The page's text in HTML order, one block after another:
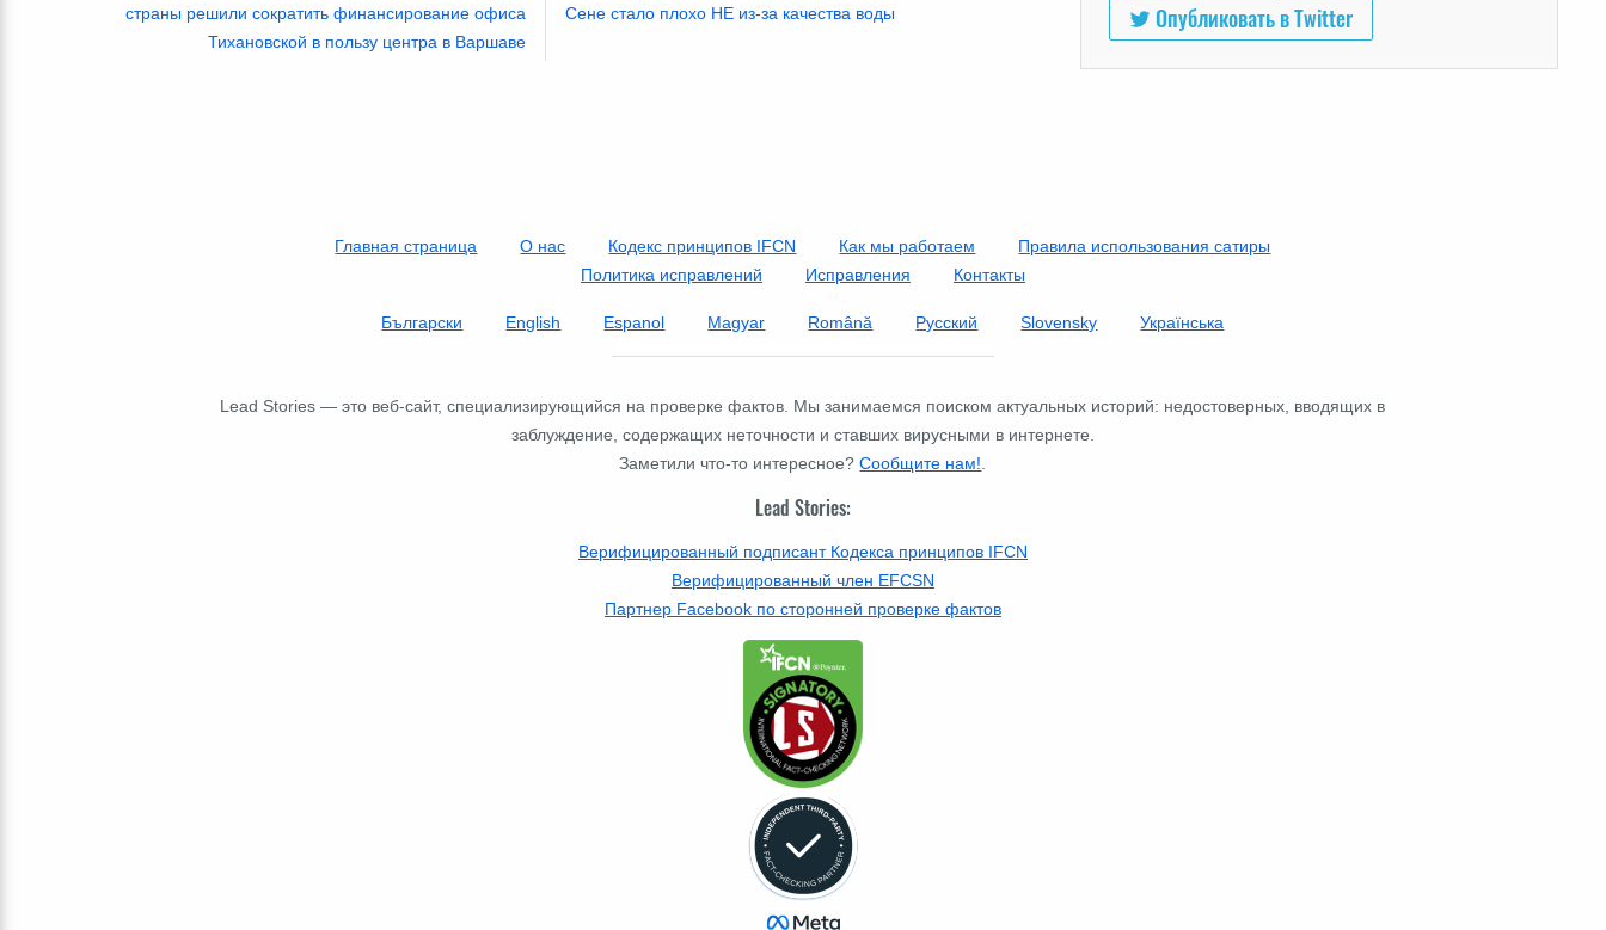
страны решили сократить финансирование офиса
Тихановской в пользу центра в Варшаве
Сене стало плохо НЕ из-за качества воды
Опубликовать в Twitter
Главная страница О нас Кодекс принципов IFCN Как мы работаем
Правила использования сатиры
Политика исправлений
Исправления Контакты
Български English Espanol Magyar Română Русский Slovensky Українська
Lead Stories — это веб-сайт, специализирующийся на проверке фактов. Мы занимаемся поиском актуальных историй: недостоверных, вводящих в
заблуждение, содержащих неточности и ставших вирусными в интернете.
Заметили что-то интересное?Сообщите нам!
Lead Stories:
Верифицированный подписант Кодекса принципов IFCN
Верифицированный член EFCSN
Партнер Facebook по сторонней проверке фактов